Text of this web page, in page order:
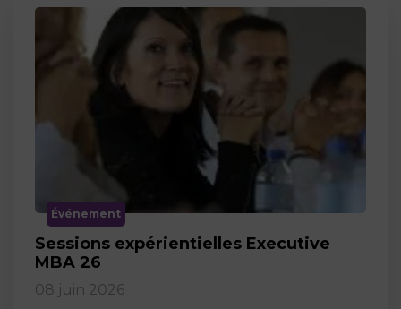
Événement
Sessions expérientielles Executive
MBA 26
08 juin 2026